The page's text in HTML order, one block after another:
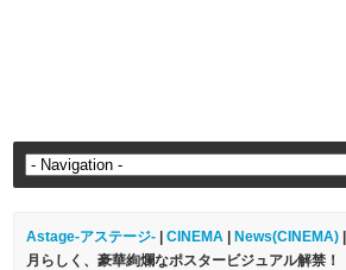
Astage-アステージ- |CINEMA News(CINEMA)
月らしく、豪華絢爛なポスタービジュアル解禁！